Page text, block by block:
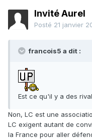
Invité Aurel
Posté 21 janvier
francois5 a dit :
Est ce qu'il y a des
Non, LC est une
LC exigent autant de
la France pour aller